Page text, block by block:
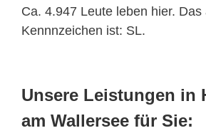
Ca. 4.947 Leute leben hier. Das
Kennnzeichen ist: SL.
Unsere Leistungen in
am Wallersee für Sie: